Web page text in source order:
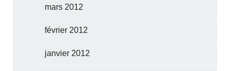
mars 2012
février 2012
janvier 2012